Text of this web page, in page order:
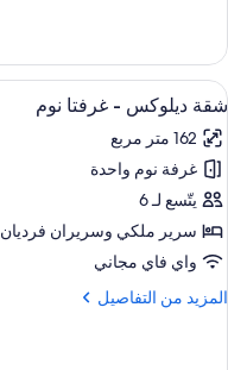
شقة
غرفة
واحدة
استعراض
جميع
صور
شقة
ديلوكس
-
غرفتا
نوم
6
شقة ديلوكس - غرفتا نوم
162 متر مربع
غرفة نوم واحدة
يتّسع لـ 6
سرير ملكي‫‬ وسريران فرديان
واي فاي مجاني
المزيد من التفاصيل
المزيد